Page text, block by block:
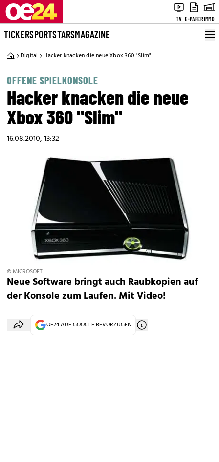
TV E-PAPERIMMO
TICKERSPORTSTARSMAGAZINE
Digital Hacker knacken die neue Xbox 360 "Slim"
OFFENE SPIELKONSOLE
Hacker knacken die neue
Xbox 360 "Slim"
16.08.2010, 13:32
© MICROSOFT
Neue Software bringt auch Raubkopien auf
der Konsole zum Laufen. Mit Video!
OE24 AUF GOOGLE BEVORZUGEN